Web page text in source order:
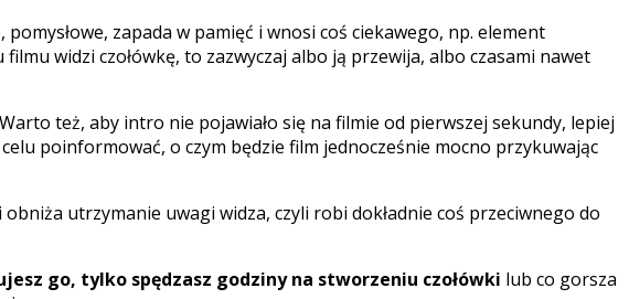
zapada w pamięć i wnosi coś ciekawego, np. element
widzi czołówkę, to zazwyczaj albo ją przewija, albo czasami nawet
też, aby intro nie pojawiało się na filmie od pierwszej sekundy, lepiej
poinformować, o czym będzie film jednocześnie mocno przykuwając
utrzymanie uwagi widza, czyli robi dokładnie coś przeciwnego do
go, tylko spędzasz godziny na stworzeniu czołówki lub co gorsza